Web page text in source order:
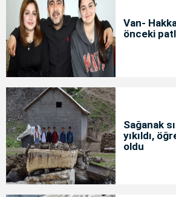
Van-
önceki
Sağanak
yıkıldı,
oldu